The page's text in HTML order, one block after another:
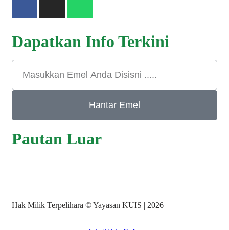
Dapatkan Info Terkini
Hantar Emel
Pautan Luar
Hak Milik Terpelihara © Yayasan KUIS | 2026